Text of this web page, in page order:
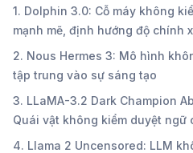
1. Dolphin 3.0: Cỗ máy không
mạnh mẽ, định hướng độ chính
2. Nous Hermes 3: Mô hình
tập trung vào sự sáng tạo
3. LLaMA-3.2 Dark Champion
Quái vật không kiểm duyệt ngữ
4. Llama 2 Uncensored: LLM